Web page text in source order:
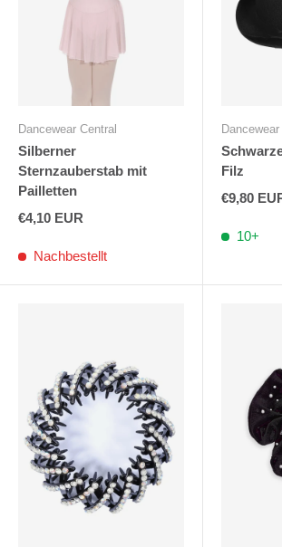
Dancewear Central
Silberner
Sternzauberstab mit
Pailletten
€4,10 EUR
Nachbestellt
Dancewear
Filz
€9,80
10+